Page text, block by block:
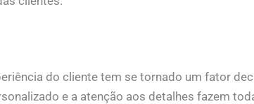
do cliente tem se tornado um fator
e a atenção aos detalhes fazem